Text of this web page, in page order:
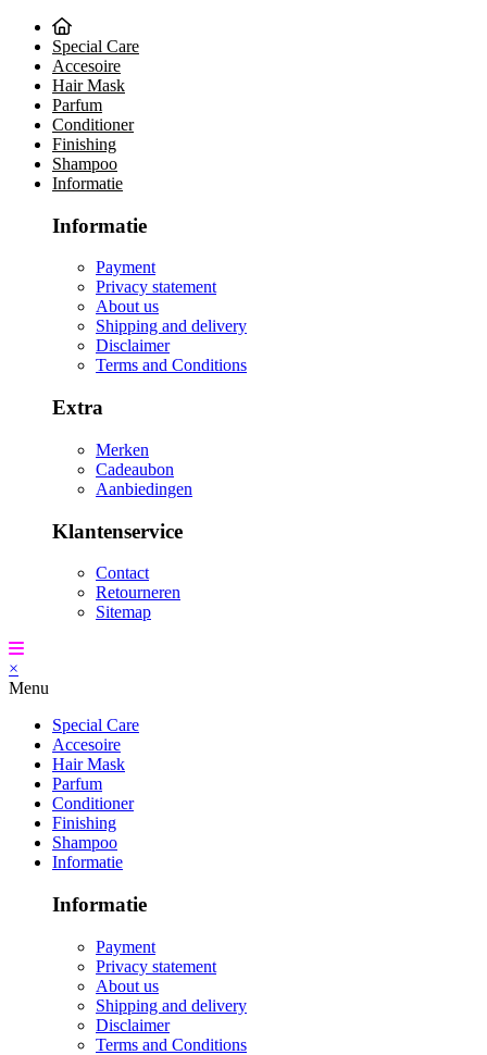
Special Care
Accesoire
Hair Mask
Parfum
Conditioner
Finishing
Shampoo
Informatie
Informatie
Payment
Privacy statement
About us
Shipping and delivery
Disclaimer
Terms and Conditions
Extra
Merken
Cadeaubon
Aanbiedingen
Klantenservice
Contact
Retourneren
Sitemap
×
Menu
Special Care
Accesoire
Hair Mask
Parfum
Conditioner
Finishing
Shampoo
Informatie
Informatie
Payment
Privacy statement
About us
Shipping and delivery
Disclaimer
Terms and Conditions